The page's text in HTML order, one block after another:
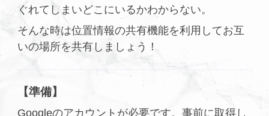
ぐれてしまいどこにいるかわからない。
そんな時は位置情報の共有機能を利用してお互
いの場所を共有しましょう！
【準備】
Googleのアカウントが必要です。事前に取得し